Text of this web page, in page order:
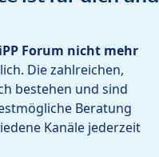
Forum nicht mehr
Die zahlreichen,
bestehen und sind
Beratung
Kanäle jederzeit